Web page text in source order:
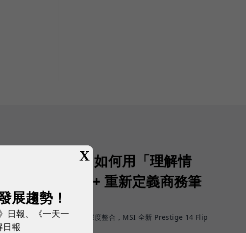
生產力：MSI 如何用「理解情
14 Flip AI+ 重新定義商務筆
PC？
從效能競賽進展到工作情境深度整合，MSI 全新 Prestige 14 Flip
工作體驗。
X
展趨勢！
日報、《一天一
報